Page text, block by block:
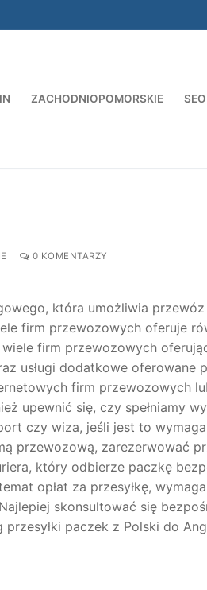
ZACHODNIOPOMORSKIE SEO
0 KOMENTARZY
która umożliwia
firm przewozowych oferuje
wiele firm przewozowych
usługi dodatkowe oferowane
firm przewozowych
upewnić się, czy spełniamy
czy wiza, jeśli jest to
przewozową, zarezerwować
który odbierze paczkę
opłat za przesyłkę,
skonsultować się
przesyłki paczek z Polski do